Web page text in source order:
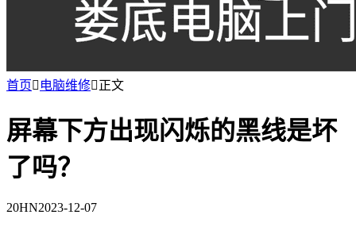
首页 电脑维修正文
屏幕下方出现闪烁的黑线是坏
了吗？
20HN2023-12-07